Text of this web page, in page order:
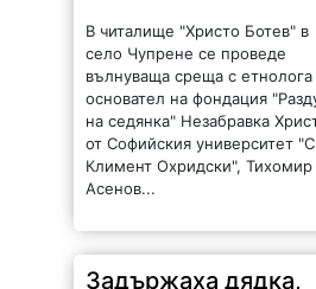
Климент Охридски", Тихомир
Асенов...
Задържаха дядка,
тормозел и биел